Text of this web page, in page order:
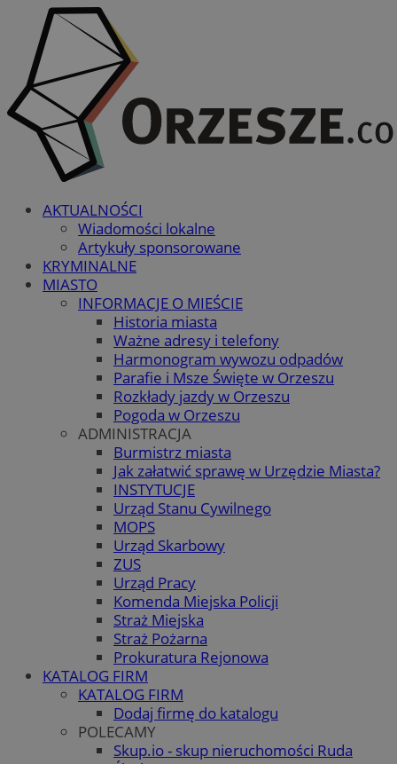
AKTUALNOŚCI
Wiadomości lokalne
Artykuły sponsorowane
KRYMINALNE
MIASTO
INFORMACJE O MIEŚCIE
Historia miasta
Ważne adresy i telefony
Harmonogram wywozu odpadów
Parafie i Msze Święte w Orzeszu
Rozkłady jazdy w Orzeszu
Pogoda w Orzeszu
ADMINISTRACJA
Burmistrz miasta
Jak załatwić sprawę w Urzędzie Miasta?
INSTYTUCJE
Urząd Stanu Cywilnego
MOPS
Urząd Skarbowy
ZUS
Urząd Pracy
Komenda Miejska Policji
Straż Miejska
Straż Pożarna
Prokuratura Rejonowa
KATALOG FIRM
KATALOG FIRM
Dodaj firmę do katalogu
POLECAMY
Skup.io - skup nieruchomości Ruda